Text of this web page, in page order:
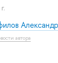
автора